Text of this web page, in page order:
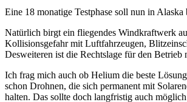
Eine 18 monatige Testphase soll nun in Alaska
Natürlich birgt ein fliegendes Windkraftwerk
Kollisionsgefahr mit Luftfahrzeugen,
Desweiteren ist die Rechtslage für den Betrieb
Ich frag mich auch ob Helium die beste
schon Drohnen, die sich permanent mit
halten. Das sollte doch langfristig auch